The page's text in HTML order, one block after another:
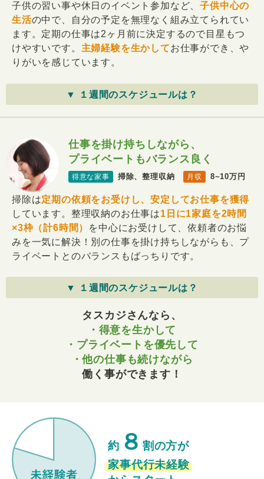
子供の習い事や休日のイベント参加など、子供中心の
生活の中で、自分の予定を無理なく組み立てられてい
ます。定期の仕事は2ヶ月前に決定するので目星もつ
けやすいです。 主婦経験を生かしてお仕事ができ、や
りがいを感じています。
▼ １週間のスケジュールは？
仕事を掛け持ちしながら、
プライベートもバランス良く
得意な家事 掃除、整理収納 月収 8~10万円
掃除は定期の依頼をお受けし、安定してお仕事を獲得
しています。整理収納のお仕事は1日に1家庭を2時間
×3枠（計6時間）
を中心にお受けして、依頼者のお悩
みを一気に解決！別の仕事を掛け持ちしながらも、プ
ライベートとのバランスもばっちりです。
▼ １週間のスケジュールは？
タスカジさんなら、
・得意を生かして
・プライベートを優先して
・他の仕事も続けながら
働く事ができます！
約 ８ 割の方が
家事代行未経験